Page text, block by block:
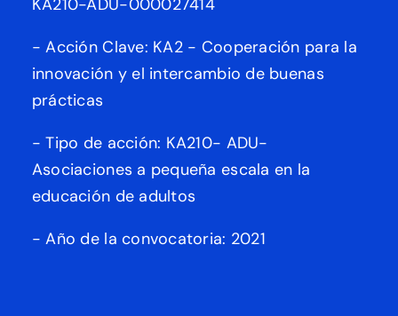
KA210-ADU-000027414
- Acción Clave: KA2 - Cooperación para la
innovación y el intercambio de buenas
prácticas
- Tipo de acción: KA210- ADU-
Asociaciones a pequeña escala en la
educación de adultos
- Año de la convocatoria: 2021